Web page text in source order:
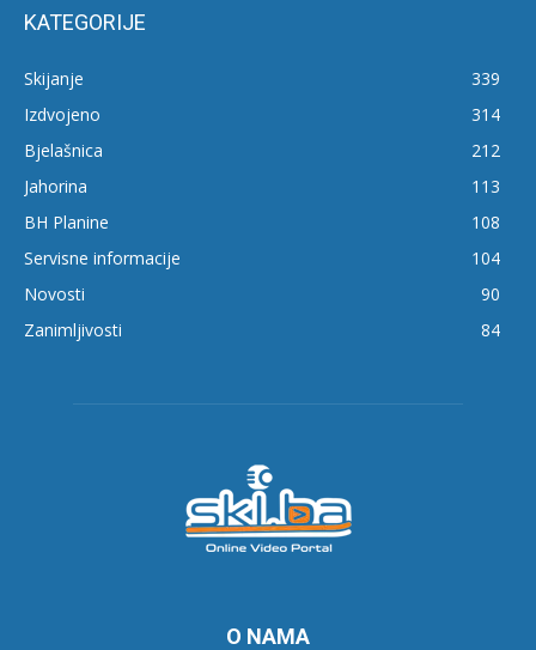
KATEGORIJE
Skijanje
339
Izdvojeno
314
Bjelašnica
212
Jahorina
113
BH Planine
108
Servisne informacije
104
Novosti
90
Zanimljivosti
84
O NAMA